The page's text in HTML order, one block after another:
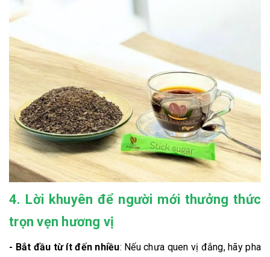
4. Lời khuyên để người mới thưởng thức
trọn vẹn hương vị
- Bắt đầu từ ít đến nhiều: Nếu chưa quen vị đắng, hãy pha